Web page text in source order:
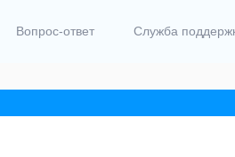
Вопрос-ответ Служба